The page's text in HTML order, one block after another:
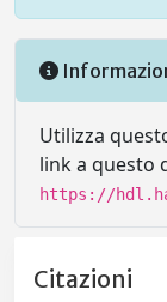
Utilizza
link a questo
https://
Citazioni